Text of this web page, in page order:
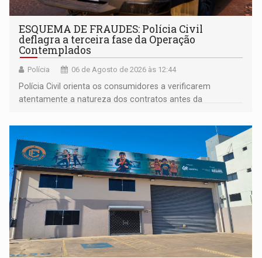
ESQUEMA DE FRAUDES: Polícia Civil
deflagra a terceira fase da Operação
Contemplados
Polícia 06 de Agosto de 2026 às 12:44
Polícia Civil orienta os consumidores a verificarem
atentamente a natureza dos contratos antes da